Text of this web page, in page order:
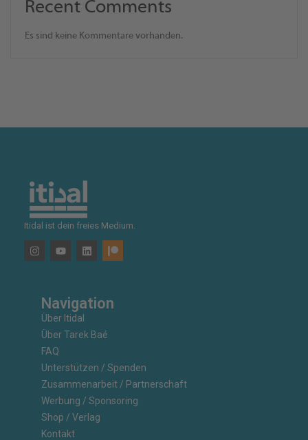
Recent Comments
Es sind keine Kommentare vorhanden.
Itidal ist dein freies Medium.
Navigation
Über Itidal
Über Tarek Baé
FAQ
Unterstützen / Spenden
Zusammenarbeit / Partnerschaft
Werbung / Sponsoring
Shop / Verlag
Kontakt